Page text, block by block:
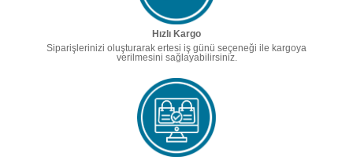
Hızlı Kargo
Siparişlerinizi oluşturarak ertesi iş günü seçeneği ile kargoya
verilmesini sağlayabilirsiniz.